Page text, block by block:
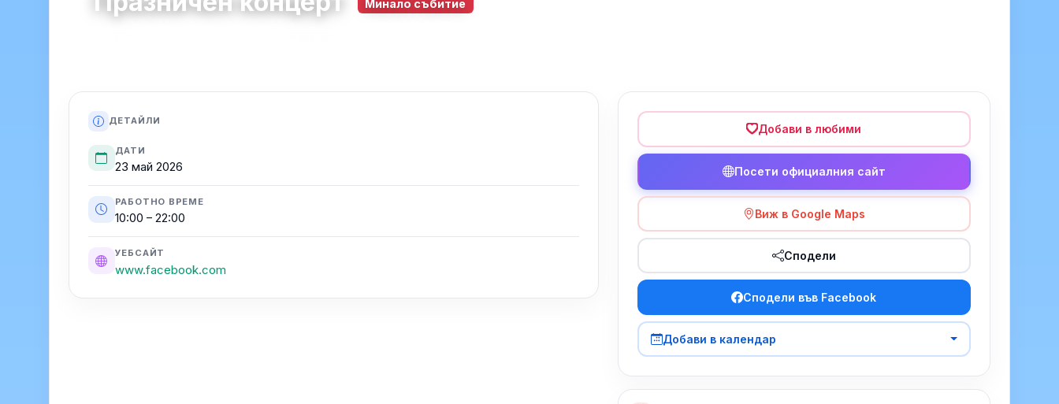
Минало събитие
ДЕТАЙЛИ
ДАТИ
23 май 2026
РАБОТНО ВРЕМЕ
10:00 – 22:00
УЕБСАЙТ
www.facebook.com
Добави в любими
Посети официалния сайт
Виж в Google Maps
Сподели
Сподели във Facebook
Добави в календар